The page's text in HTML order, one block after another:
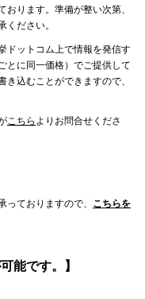
ります。準備が整い次第、
ください。
ドットコム上で情報を発信す
とに同一価格）でご提供して
込むことができますので、
こちら よりお問合せくださ
ておりますので、 こちらを
能です。】